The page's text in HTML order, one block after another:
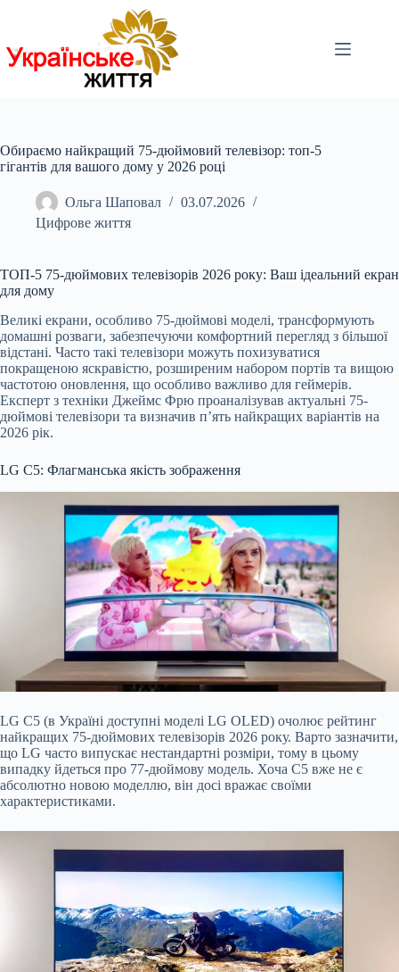
Обираємо найкращий 75-дюймовий телевізор: топ-5
гігантів для вашого дому у 2026 році
Ольга Шаповал
03.07.2026
Цифрове життя
ТОП-5 75-дюймових телевізорів 2026 року: Ваш ідеальний екран
для дому
Великі екрани, особливо 75-дюймові моделі, трансформують
домашні розваги, забезпечуючи комфортний перегляд з більшої
відстані. Часто такі телевізори можуть похизуватися
покращеною яскравістю, розширеним набором портів та вищою
частотою оновлення, що особливо важливо для геймерів.
Експерт з техніки Джеймс Фрю проаналізував актуальні 75-
дюймові телевізори та визначив п’ять найкращих варіантів на
2026 рік.
LG C5: Флагманська якість зображення
LG C5 (в Україні доступні моделі LG OLED) очолює рейтинг
найкращих 75-дюймових телевізорів 2026 року. Варто зазначити,
що LG часто випускає нестандартні розміри, тому в цьому
випадку йдеться про 77-дюймову модель. Хоча C5 вже не є
абсолютно новою моделлю, він досі вражає своїми
характеристиками.